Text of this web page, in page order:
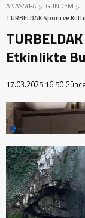
ANASAYFA
GÜNDEM
TURBELDAK Sporu ve
Etkinlikte
17.03.2025 16:50